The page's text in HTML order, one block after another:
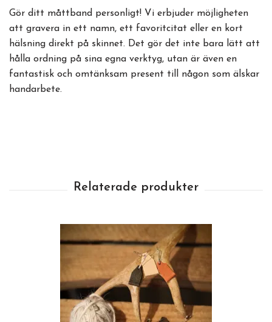
Gör ditt måttband personligt! Vi erbjuder möjligheten
att gravera in ett namn, ett favoritcitat eller en kort
hälsning direkt på skinnet. Det gör det inte bara lätt att
hålla ordning på sina egna verktyg, utan är även en
fantastisk och omtänksam present till någon som älskar
handarbete.